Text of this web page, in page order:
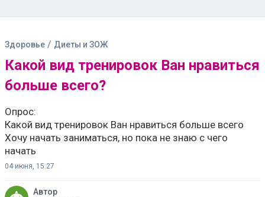
Здоровье / Диеты и ЗОЖ
Какой вид тренировок Ван нравиться
больше всего?
Опрос:
Какой вид тренировок Ван нравиться больше всего
Хочу начать заниматься, но пока не знаю с чего
начать
04 июня, 15:27
Автор